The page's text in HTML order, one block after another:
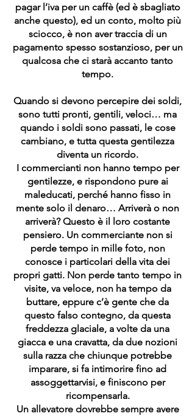
pagar l’iva per un caffè (ed è sbagliato
anche questo), ed un conto, molto più
sciocco, è non aver traccia di un
pagamento spesso sostanzioso, per un
qualcosa che ci starà accanto tanto
tempo.
Quando si devono percepire dei soldi,
sono tutti pronti, gentili, veloci… ma
quando i soldi sono passati, le cose
cambiano, e tutta questa gentilezza
diventa un ricordo.
I commercianti non hanno tempo per
gentilezze, e rispondono pure ai
maleducati, perché hanno fisso in
mente solo il denaro… Arriverà o non
arriverà? Questo è il loro costante
pensiero. Un commerciante non si
perde tempo in mille foto, non
conosce i particolari della vita dei
propri gatti. Non perde tanto tempo in
visite, va veloce, non ha tempo da
buttare, eppure c’è gente che da
questo falso contegno, da questa
freddezza glaciale, a volte da una
giacca e una cravatta, da due nozioni
sulla razza che chiunque potrebbe
imparare, si fa intimorire fino ad
assoggettarvisi, e finiscono per
ricompensarla.
Un allevatore dovrebbe sempre avere